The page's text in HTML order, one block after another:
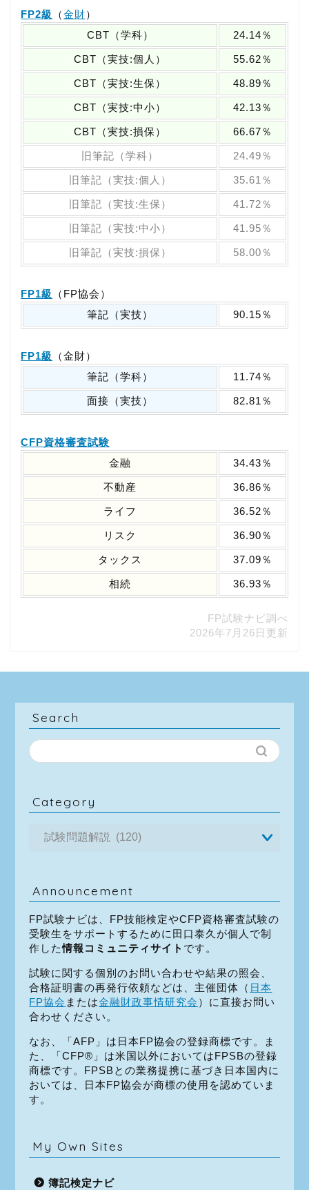
FP2級 （金財）
CBT（学科）
24.14％
CBT（実技:個人） 55.62％
CBT（実技:生保） 48.89％
CBT（実技:中小） 42.13％
CBT（実技:損保） 66.67％
旧筆記（学科） 24.49％
旧筆記（実技:個人） 35.61％
旧筆記（実技:生保） 41.72％
旧筆記（実技:中小） 41.95％
旧筆記（実技:損保） 58.00％
FP1級
（FP協会）
筆記（実技）
90.15％
FP1級
（金財）
筆記（学科）
11.74％
面接（実技） 82.81％
CFP資格審査試験
金融
34.43％
不動産 36.86％
ライフ 36.52％
リスク 36.90％
タックス 37.09％
相続 36.93％
FP試験ナビ調べ
2026年7月26日更新
Search
Category
Announcement
FP試験ナビは、FP技能検定やCFP資格審査試験の
受験生をサポートするために田口泰久が個人で制
作した情報コミュニティサイト です。
試験に関する個別のお問い合わせや結果の照会、
合格証明書の再発行依頼などは、主催団体（ 日本
FP協会 または金融財政事情研究会 ）に直接お問い
合わせください。
なお、「AFP」は日本FP協会の登録商標です。ま
た、「CFP®」は米国以外においてはFPSBの登録
商標です。FPSBとの業務提携に基づき日本国内に
おいては、日本FP協会が商標の使用を認めていま
す。
My Own Sites
簿記検定ナビ